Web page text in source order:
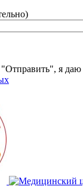
я даю